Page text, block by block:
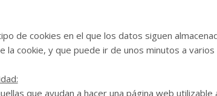
de cookies en el que los datos siguen
cookie, y que puede ir de unos minutos a varios
que ayudan a hacer una página web